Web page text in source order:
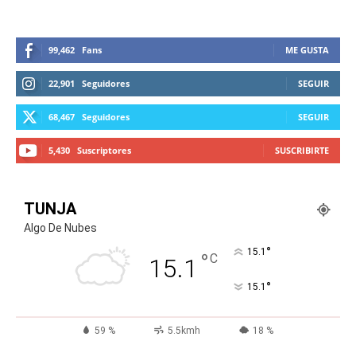
99,462 Fans ME GUSTA
22,901 Seguidores SEGUIR
68,467 Seguidores SEGUIR
5,430 Suscriptores SUSCRIBIRTE
TUNJA
Algo De Nubes
15.1 °C 15.1 °
15.1 °
59 % 5.5kmh 18 %